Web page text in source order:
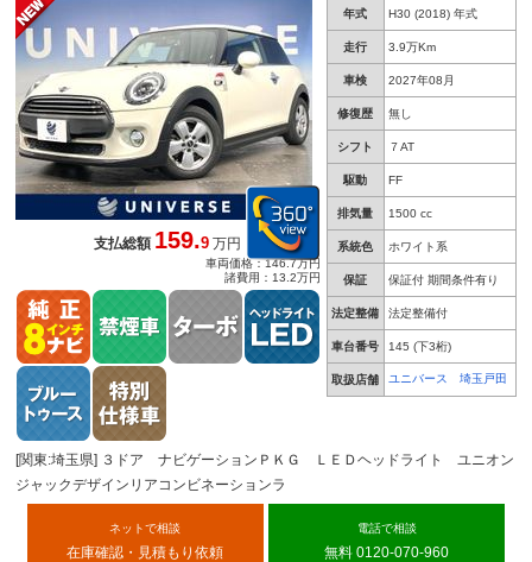
プ 禁煙車 特別仕様車 純正１５インチアルミ
ホイール ＥＴＣ Ｂｌｕｅｔｏｏｔｈ 電動格
納ミラー
年式 H30 (2018) 年式
走行 3.9万Km
車検 2027年08月
修復歴 無し
シフト ７AT
駆動 FF
排気量 1500 cc
系統色 ホワイト系
保証 保証付 期間条件有り
法定整備 法定整備付
車台番号 145 (下3桁)
取扱店舗 ユニバース 埼玉戸田
支払総額159.9 万円
車両価格：146.7万円
諸費用：13.2万円
[関東:埼玉県] ３ドア ナビゲーションＰＫＧ ＬＥＤヘッドライト ユニオン
ジャックデザインリアコンビネーションラ
ネットで相談
在庫確認・見積もり依頼
電話で相談
無料 0120-070-960